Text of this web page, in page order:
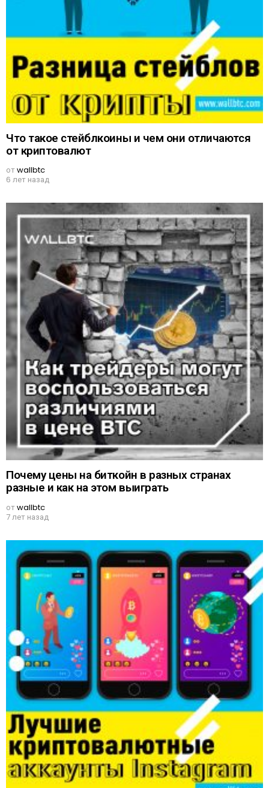
Что такое стейблкоины и чем они отличаются
от криптовалют
отwallbtc
6 лет назад
Почему цены на биткойн в разных странах
разные и как на этом выиграть
отwallbtc
7 лет назад